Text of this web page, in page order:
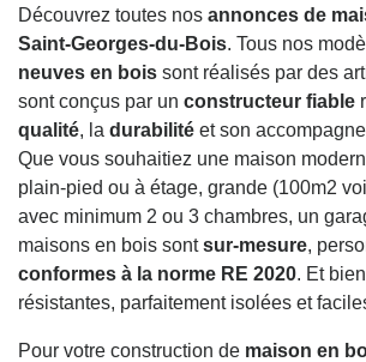
Découvrez toutes nos annonces de
Saint-Georges-du-Bois. Tous nos
neuves en bois sont réalisés par des
sont conçus par un constructeur fiable
qualité, la durabilité et son
Que vous souhaitiez une maison
plain-pied ou à étage, grande (100m2
avec minimum 2 ou 3 chambres, un
maisons en bois sontsur-mesure,
conformes à la norme RE 2020. Et
résistantes, parfaitement isolées et
Pour votre construction de maison en